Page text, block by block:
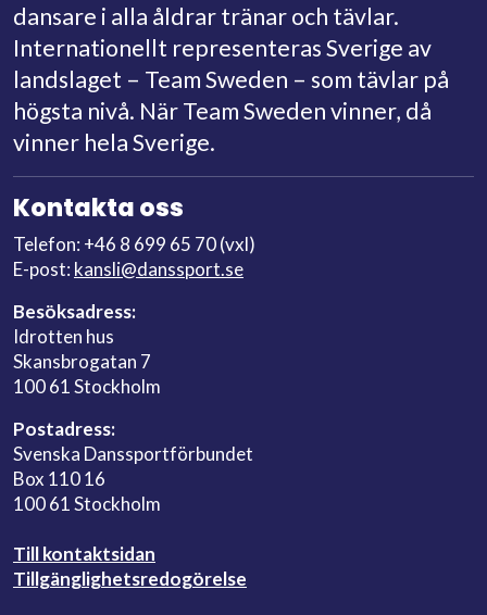
dansare i alla åldrar tränar och tävlar.
Internationellt representeras Sverige av
landslaget – Team Sweden – som tävlar på
högsta nivå. När Team Sweden vinner, då
vinner hela Sverige.
Kontakta oss
Telefon: +46 8 699 65 70 (vxl)
E-post: kansli@danssport.se
Besöksadress:
Idrotten hus
Skansbrogatan 7
100 61 Stockholm
Postadress:
Svenska Danssportförbundet
Box 110 16
100 61 Stockholm
Till kontaktsidan
Tillgänglighetsredogörelse